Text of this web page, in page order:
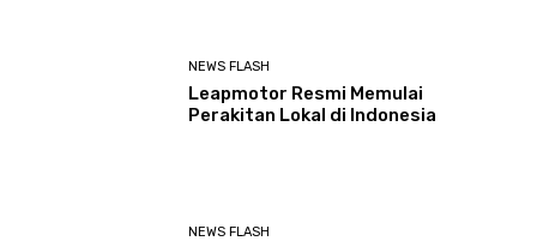
NEWS FLASH
Leapmotor Resmi Memulai
Perakitan Lokal di Indonesia
NEWS FLASH